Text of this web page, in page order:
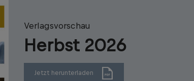
Verlagsvorschau
Herbst 2026
Jetzt herunterladen